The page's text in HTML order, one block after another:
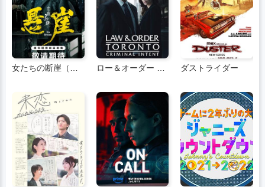
女たちの断崖（広東語） ロー＆オーダー トロント：クリミナル・インテント シーズン2 ダストライダー